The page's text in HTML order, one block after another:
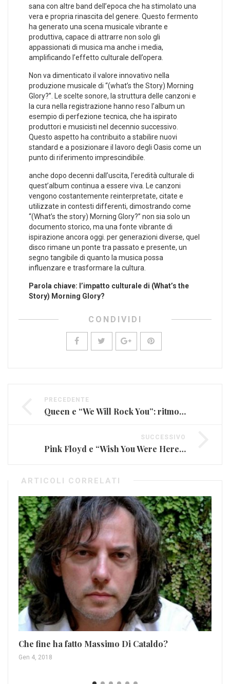
sana con altre band dell’epoca che ha stimolato una
vera e ​propria rinascita del genere. Questo fermento
ha​ generato‍ una scena musicale vibrante e
produttiva, capace di attrarre non solo‌ gli
appassionati di musica ma‌ anche i ⁤media,
amplificando l’effetto culturale dell’opera.
Non va‌ dimenticato il valore ‌innovativo nella
produzione musicale di “(what’s the ⁣Story) Morning
Glory?”. Le scelte ⁢sonore, la ‍struttura delle canzoni e⁢
la cura nella registrazione hanno reso l’album un
esempio di perfezione tecnica, che ha ispirato
produttori e musicisti nel decennio successivo.
Questo aspetto ha contribuito a stabilire nuovi
‌standard e a posizionare il lavoro degli Oasis come un
punto di⁣ riferimento imprescindibile.
anche​ dopo decenni dall’uscita, l’eredità culturale di
quest’album continua a essere viva. Le canzoni
vengono costantemente‌ reinterpretate, citate e
utilizzate in contesti differenti, ⁣dimostrando⁢ come
“(What’s the story) ⁤Morning Glory?” ⁢non sia solo un‍
documento ⁢storico, ma una fonte vibrante⁤ di
ispirazione ancora oggi. per generazioni diverse, quel
disco rimane un ponte tra passato e presente, un⁢
segno tangibile di quanto la musica possa
⁢influenzare e‌ trasformare la cultura.
Parola chiave: ​l’impatto culturale di (What’s ⁢the
Story) Morning Glory?
CONDIVIDI
PRECEDENTE
Queen e “We Will Rock You”: ritmo tribale
SUCCESSIVO
Pink Floyd e “Wish You Were Here”: nostalgia
ARTICOLI CORRELATI
Che fine ha fatto Massimo Di Cataldo?
Gen 4, 2018